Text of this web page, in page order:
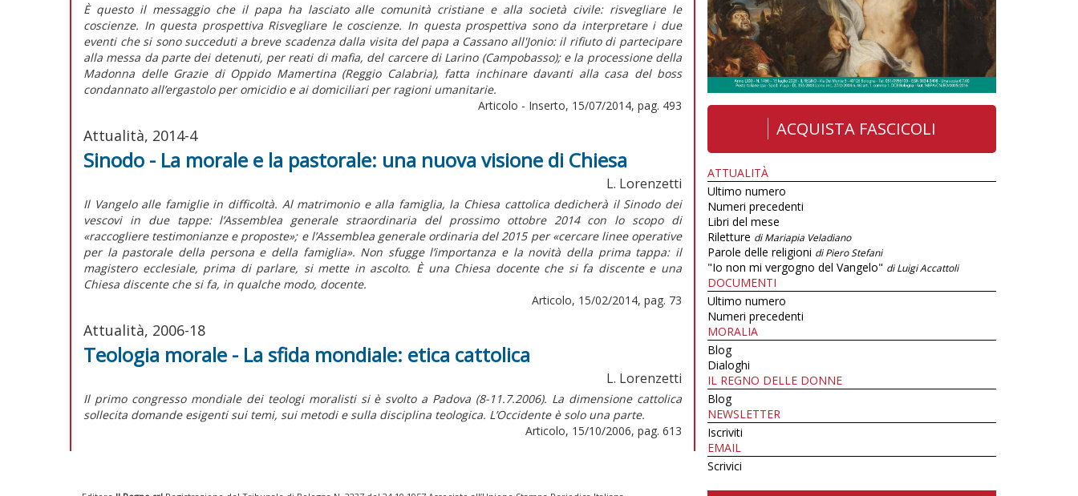
È questo il messaggio che il papa ha lasciato alle comunità cristiane e alla società civile: risvegliare le
coscienze. In questa prospettiva Risvegliare le coscienze. In questa prospettiva sono da interpretare i due
eventi che si sono succeduti a breve scadenza dalla visita del papa a Cassano all'Jonio: il rifiuto di partecipare
alla messa da parte dei detenuti, per reati di mafia, del carcere di Larino (Campobasso); e la processione della
Madonna delle Grazie di Oppido Mamertina (Reggio Calabria), fatta inchinare davanti alla casa del boss
condannato all’ergastolo per omicidio e ai domiciliari per ragioni umanitarie.
Articolo - Inserto, 15/07/2014, pag. 493
Attualità, 2014-4
Sinodo - La morale e la pastorale: una nuova visione di Chiesa
L. Lorenzetti
Il Vangelo alle famiglie in difficoltà. Al matrimonio e alla famiglia, la Chiesa cattolica dedicherà il Sinodo dei
vescovi in due tappe: l’Assemblea generale straordinaria del prossimo ottobre 2014 con lo scopo di
«raccogliere testimonianze e proposte»; e l’Assemblea generale ordinaria del 2015 per «cercare linee operative
per la pastorale della persona e della famiglia». Non sfugge l’importanza e la novità della prima tappa: il
magistero ecclesiale, prima di parlare, si mette in ascolto. È una Chiesa docente che si fa discente e una
Chiesa discente che si fa, in qualche modo, docente.
Articolo, 15/02/2014, pag. 73
Attualità, 2006-18
Teologia morale - La sfida mondiale: etica cattolica
L. Lorenzetti
Il primo congresso mondiale dei teologi moralisti si è svolto a Padova (8-11.7.2006). La dimensione cattolica
sollecita domande esigenti sui temi, sui metodi e sulla disciplina teologica. L’Occidente è solo una parte.
Articolo, 15/10/2006, pag. 613
ACQUISTA FASCICOLI
ATTUALITÀ
Ultimo numero
Numeri precedenti
Libri del mese
Riletture di Mariapia Veladiano
Parole delle religioni di Piero Stefani
"Io non mi vergogno del Vangelo" di Luigi Accattoli
DOCUMENTI
Ultimo numero
Numeri precedenti
MORALIA
Blog
Dialoghi
IL REGNO DELLE DONNE
Blog
NEWSLETTER
Iscriviti
EMAIL
Scrivici